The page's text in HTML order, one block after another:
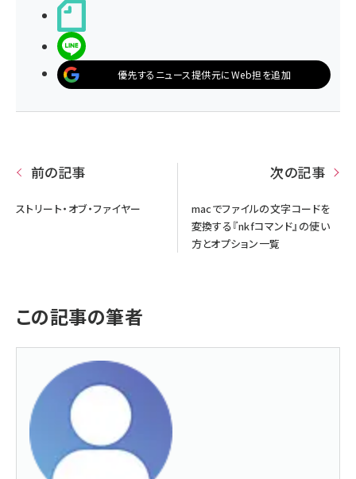
優先するニュース提供元にWeb担を追加
前の記事
ストリート・オブ・ファイヤー
次の記事
macでファイルの文字コードを
変換する『nkfコマンド』の使い
方とオプション一覧
この記事の筆者